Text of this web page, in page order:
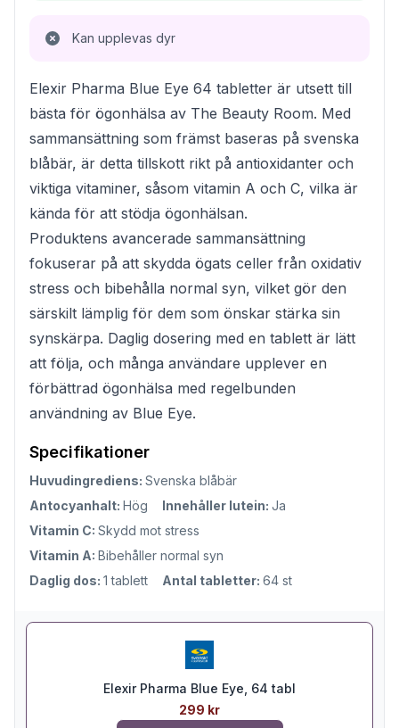
Kan upplevas dyr
Elexir Pharma Blue Eye 64 tabletter är utsett till
bästa för ögonhälsa av The Beauty Room. Med
sammansättning som främst baseras på svenska
blåbär, är detta tillskott rikt på antioxidanter och
viktiga vitaminer, såsom vitamin A och C, vilka är
kända för att stödja ögonhälsan.
Produktens avancerade sammansättning
fokuserar på att skydda ögats celler från oxidativ
stress och bibehålla normal syn, vilket gör den
särskilt lämplig för dem som önskar stärka sin
synskärpa. Daglig dosering med en tablett är lätt
att följa, och många användare upplever en
förbättrad ögonhälsa med regelbunden
användning av Blue Eye.
Specifikationer
Huvudingrediens: Svenska blåbär
Antocyanhalt: Hög Innehåller lutein: Ja
Vitamin C: Skydd mot stress
Vitamin A: Bibehåller normal syn
Daglig dos: 1 tablett Antal tabletter: 64 st
Elexir Pharma Blue Eye, 64 tabl
299 kr